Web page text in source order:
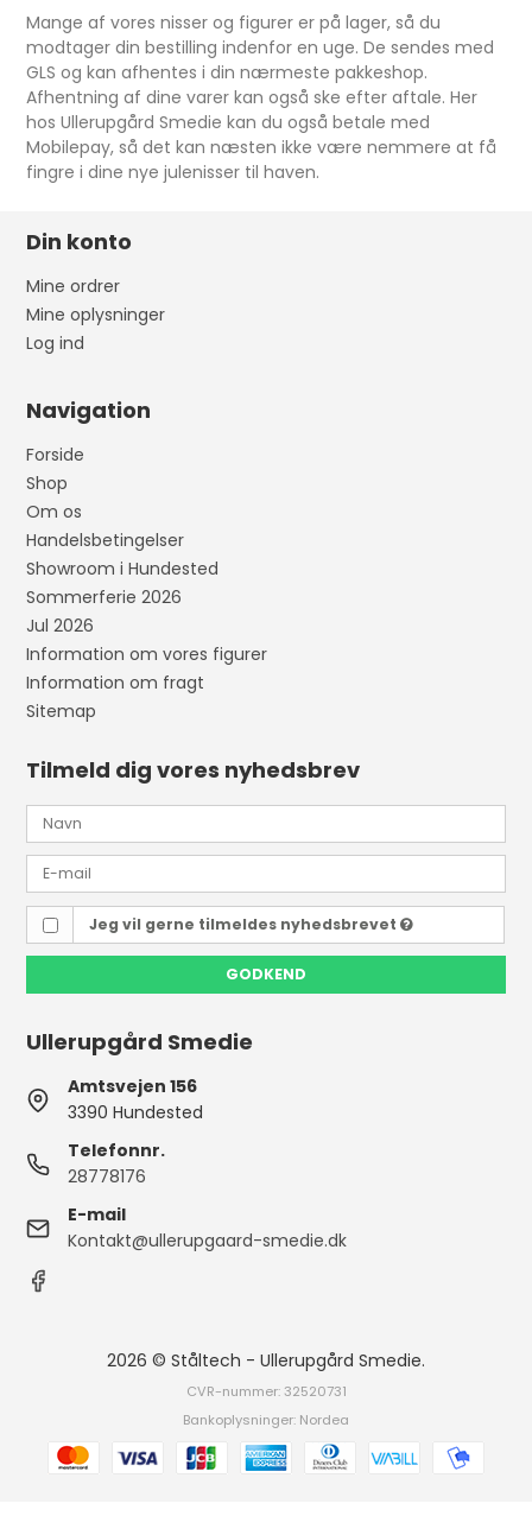
Mange af vores nisser og figurer er på lager, så du
modtager din bestilling indenfor en uge. De sendes med
GLS og kan afhentes i din nærmeste pakkeshop.
Afhentning af dine varer kan også ske efter aftale. Her
hos Ullerupgård Smedie kan du også betale med
Mobilepay, så det kan næsten ikke være nemmere at få
fingre i dine nye julenisser til haven.
Din konto
Mine ordrer
Mine oplysninger
Log ind
Navigation
Forside
Shop
Om os
Handelsbetingelser
Showroom i Hundested
Sommerferie 2026
Jul 2026
Information om vores figurer
Information om fragt
Sitemap
Tilmeld dig vores nyhedsbrev
Jeg vil gerne tilmeldes nyhedsbrevet
GODKEND
Ullerupgård Smedie
Amtsvejen 156
3390 Hundested
Telefonnr.
28778176
E-mail
Kontakt@ullerupgaard-smedie.dk
2026 © Ståltech - Ullerupgård Smedie.
CVR-nummer: 32520731
Bankoplysninger: Nordea